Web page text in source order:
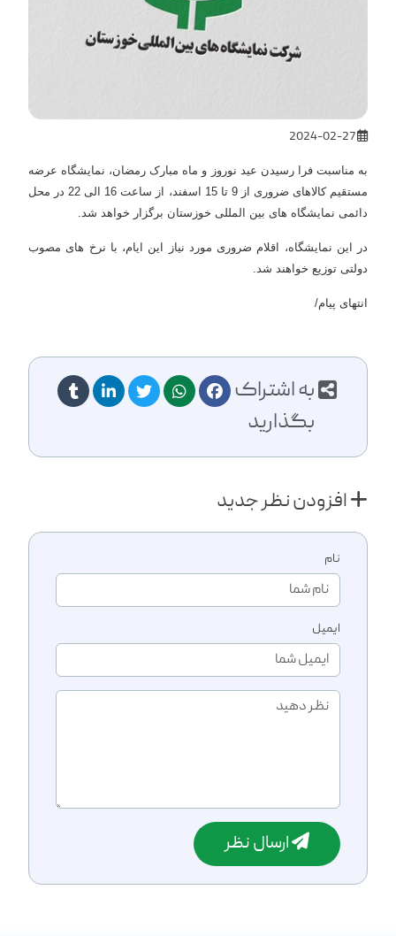
به مناسبت فرا رسیدن عید نوروز و ماه مبارک رمضان، نمایشگاه عرضه
مستقیم کالاهای ضروری از 9 تا 15 اسفند، از ساعت 16 الی 22 در محل
دائمی نمایشگاه های بین المللی خوزستان برگزار خواهد شد.
در این نمایشگاه، اقلام ضروری مورد نیاز این ایام، با نرخ های مصوب
دولتی توزیع خواهند شد.
انتهای پیام/
به اشتراک
بگذارید
افزودن نظر جدید
نام
ایمیل
ارسال نظر